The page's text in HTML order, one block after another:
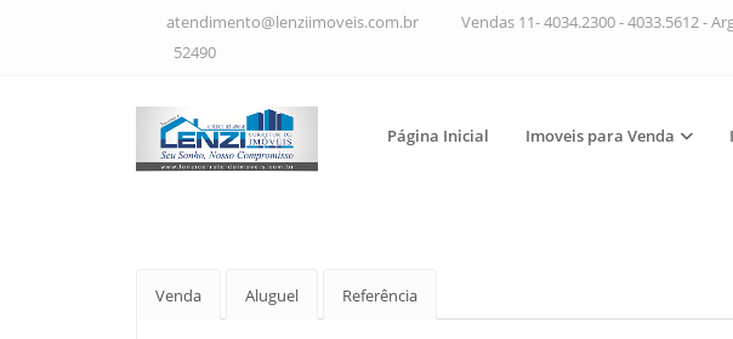
atendimento@lenziimoveis.com.br Vendas 11- 4034.2300 - 4033.5612 -
52490
Página Inicial Imoveis para Venda
Venda Aluguel Referência